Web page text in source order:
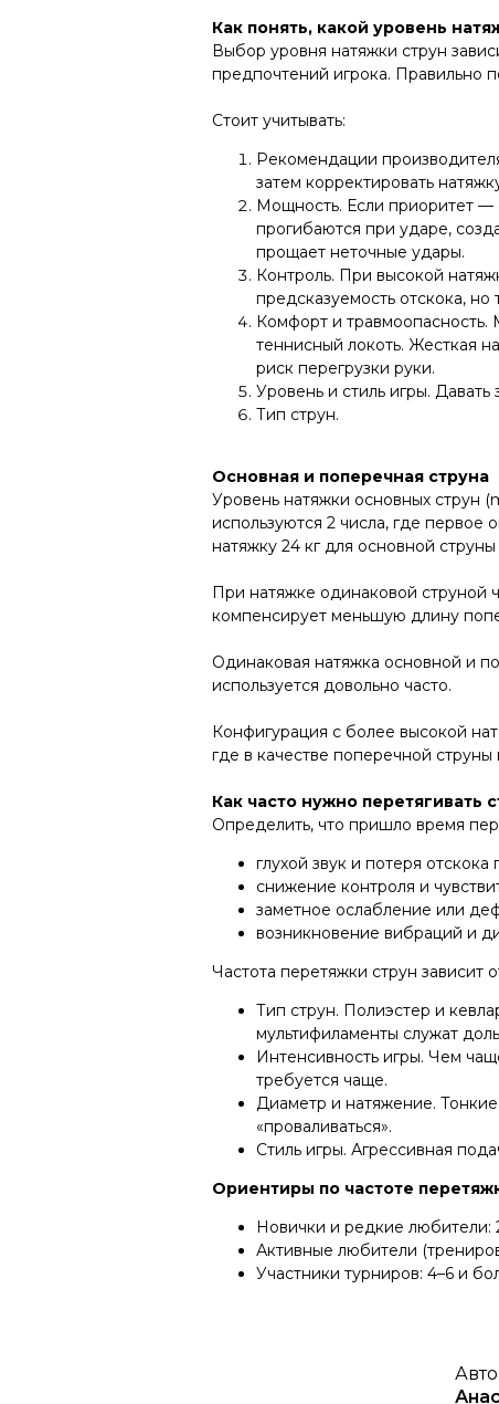
Как понять, какой уровень
Выбор уровня натяжки струн
предпочтений игрока. Правильно
Стоит учитывать:
Рекомендации
затем корректировать
Мощность. Если приоритет —
прогибаются при ударе,
прощает неточные удары.
Контроль. При высокой
предсказуемость отскока,
Комфорт и травмоопасность.
теннисный локоть. Жесткая
риск перегрузки руки.
Уровень и стиль игры.
Тип струн.
Основная и поперечная струна
Уровень натяжки основных струн
используются 2 числа, где первое
натяжку 24 кг для основной
При натяжке одинаковой струной
компенсирует меньшую длину
Одинаковая натяжка основной и
используется довольно часто.
Конфигурация с более высокой
где в качестве поперечной струны
Как часто нужно перетягивать
Определить, что пришло время
глухой звук и потеря отскока
снижение контроля и
заметное ослабление или
возникновение вибраций и
Частота перетяжки струн зависит
Тип струн. Полиэстер и
мультифиламенты служат
Интенсивность игры. Чем
требуется чаще.
Диаметр и натяжение.
«проваливаться».
Стиль игры. Агрессивная
Ориентиры по частоте
Новички и редкие любители:
Активные любители
Участники турниров: 4–6 и